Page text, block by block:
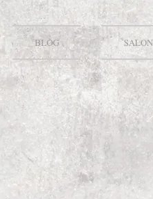
BLOG